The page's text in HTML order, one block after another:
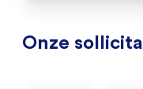
Onze